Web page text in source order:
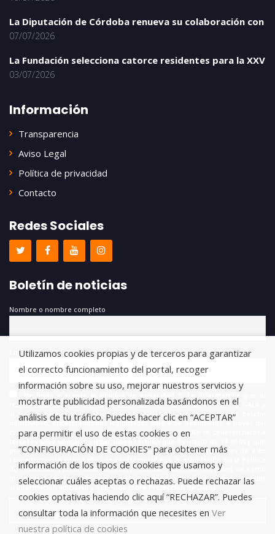
La Diputación de Córdoba renueva su colaboración con
07/07/2026
La Fundación selecciona catorce residentes para la XXV
03/07/2026
Información
Transparencia
Aviso Legal
Política de privacidad
Contacto
Redes Sociales
Boletín de noticias
Nombre o nombre completo
Email
responsable del tratamiento de estos datos es FUNDACIÓN ANTONIO GALA y
la finalidad de este es la gestión de las suscripciones a nuestro boletín
informativo, encontrándonos legitimados para este tratamiento a través del
consentimiento que nos está otorgando en este acto. No se cederán datos a
terceros salvo obligación legal. Usted certifica que es mayor de 14 años y que
por lo tanto posee la capacidad legal necesaria para la prestación de este
de Privacidad. Puede usted acceder, rectificar y suprimir los datos, así como
otros derechos, como se explica en la información adicional. Puede consultar
la información adicional y detallada sobre Protección de Datos.
Utilizamos cookies propias y de terceros para garantizar
el correcto funcionamiento del portal, recoger
información sobre su uso, mejorar nuestros servicios y
mostrarte publicidad personalizada basándonos en el
análisis de tu tráfico. Puedes hacer clic en “ACEPTAR”
para permitir el uso de estas cookies o en
“CONFIGURACIÓN DE COOKIES” para obtener más
información de los tipos de cookies que usamos y
seleccionar cuáles aceptas o rechazas. Puede rechazar las
cookies optativas haciendo clic aquí “RECHAZAR”. Puedes
consultar toda la información que necesites en Ver
nuestra política de cookies